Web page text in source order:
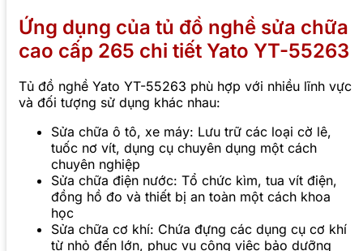
Ứng dụng của tủ đồ nghề sửa chữa
cao cấp 265 chi tiết Yato YT-55263
Tủ đồ nghề Yato YT-55263 phù hợp với nhiều lĩnh vực
và đối tượng sử dụng khác nhau:
Sửa chữa ô tô, xe máy: Lưu trữ các loại cờ lê,
tuốc nơ vít, dụng cụ chuyên dụng một cách
chuyên nghiệp
Sửa chữa điện nước: Tổ chức kìm, tua vít điện,
đồng hồ đo và thiết bị an toàn một cách khoa
học
Sửa chữa cơ khí: Chứa đựng các dụng cụ cơ khí
từ nhỏ đến lớn, phục vụ công việc bảo dưỡng